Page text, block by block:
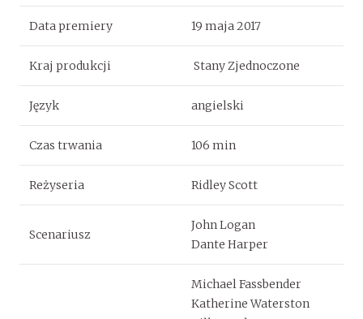
Data premiery 19 maja 2017
Kraj produkcji Stany Zjednoczone
Język angielski
Czas trwania 106 min
Reżyseria Ridley Scott
Scenariusz
John Logan
Dante Harper
Michael Fassbender
Katherine Waterston